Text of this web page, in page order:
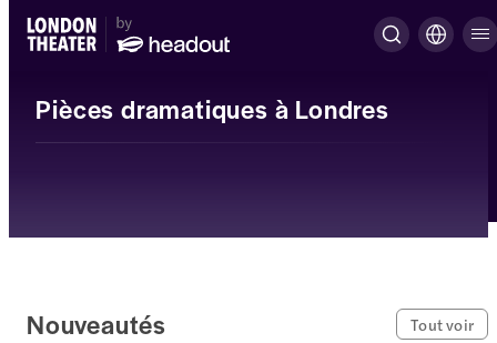
Pièces dramatiques à Londres
Nouveautés Tout voir